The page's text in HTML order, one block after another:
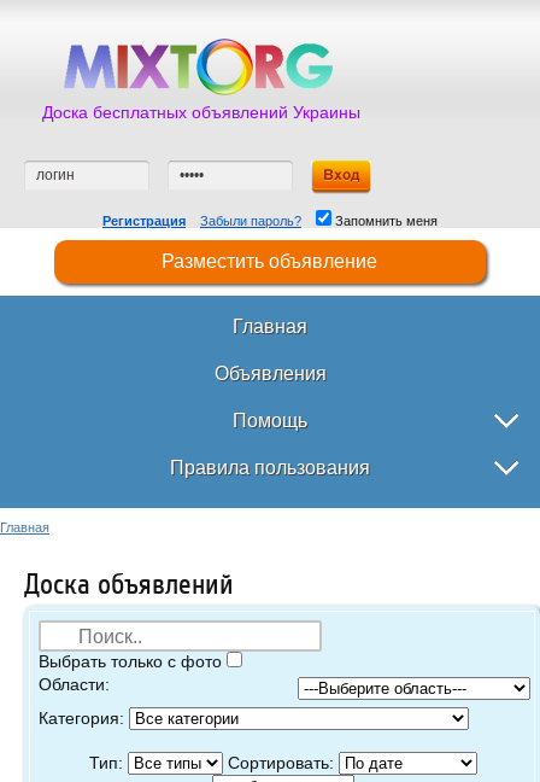
Доска бесплатных объявлений Украины
Регистрация Забыли пароль? Запомнить меня
Разместить объявление
Главная
Объявления
Помощь
Правила пользования
Главная
Доска объявлений
Выбрать только с фото
Области:
Категория:
Тип: Сортировать: